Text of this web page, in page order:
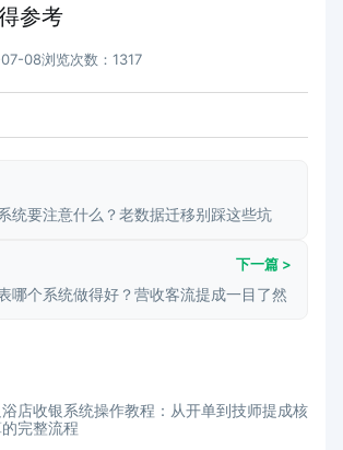
参考
08浏览次数：1317
统要注意什么？老数据迁移别踩这些坑
下一篇 >
哪个系统做得好？营收客流提成一目了然
浴店收银系统操作教程：从开单到技师提成核
完整流程